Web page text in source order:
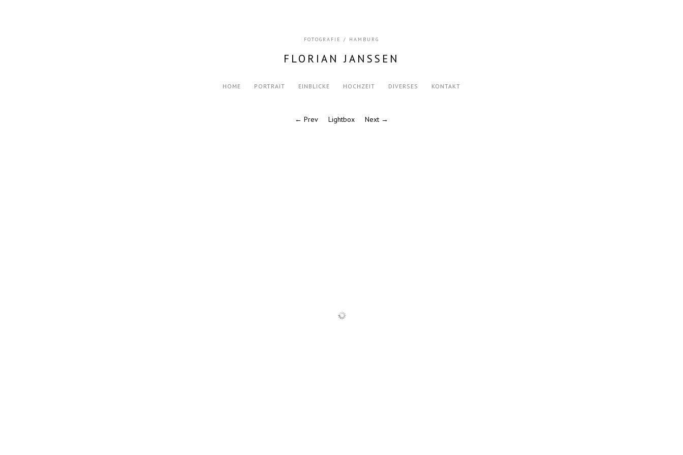
FOTOGRAFIE / HAMBURG
FLORIAN JANSSEN
HOME PORTRAIT EINBLICKE HOCHZEIT DIVERSES KONTAKT
← Prev Lightbox Next →